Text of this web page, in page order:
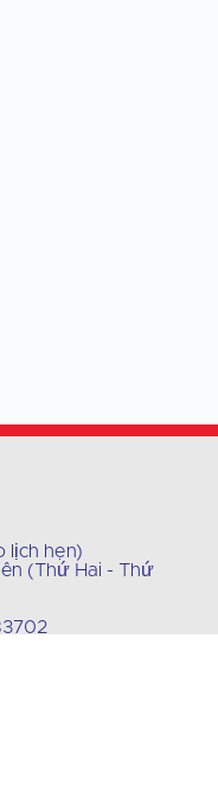
lịch hẹn)
(Thứ Hai - Thứ